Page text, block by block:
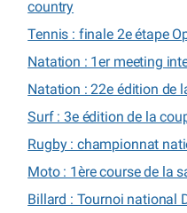
country
Tennis : finale 2e étape
Natation : 1er meeting
Natation : 22e édition de
Surf : 3e édition de la
Rugby : championnat
Moto : 1ère course de la
Billard : Tournoi national